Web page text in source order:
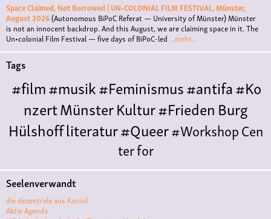
Space Claimed, Not Borrowed | UN•COLONIAL FILM FESTIVAL, Münster,
August 2026(Autonomous BiPoC Referat — University of Münster)Münster
is not an innocent backdrop. And this August, we are claiming space in it. The
Un•colonial Film Festival — five days of BiPoC-led ...mehr...
Tags
#film#musik#Feminismus#antifa#Ko
nzertMünsterKultur#FriedenBurg
Hülshoffliteratur#Queer#WorkshopCen
ter for
LiteraturePolyamoriePolytreff#liveKonzert
Polyamorietreff
MonogamieCNM
Seelenverwandt
die dezentrale aus Kassel
Aktie Agenda